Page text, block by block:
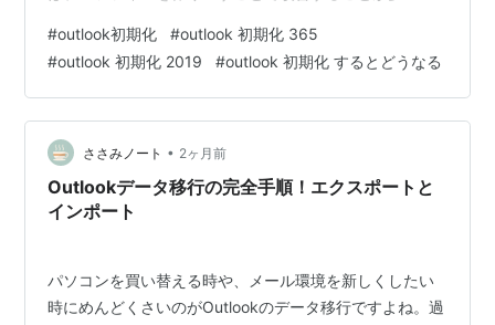
かりやすくまとめます。 outlook初期化するとどうなる？
消える可能性がある設定とデータ サーバー同期で戻せる
メールデータ 事前バックアップが必要なPOPとPSTファ
イル outlook初期化前に起動しない原因を確かめる方法
outlook.exe /safeでのセーフモード起動…
#outlook初期化 #outlook 初期化 365
#outlook 初期化 2019 #outlook 初期化 するとどうなる
ささみノート • 2ヶ月前
Outlookデータ移行の完全手順！エクスポートと
インポート
パソコンを買い替える時や、メール環境を新しくしたい
時にめんどくさいのがOutlookのデータ移行ですよね。過